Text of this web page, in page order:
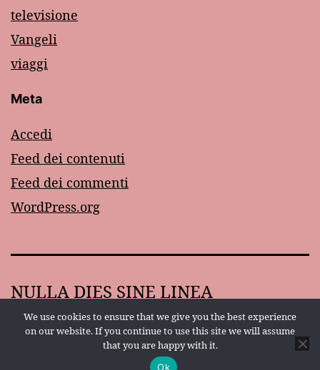
televisione
Vangeli
viaggi
Meta
Accedi
Feed dei contenuti
Feed dei commenti
WordPress.org
NULLA DIES SINE LINEA
Proudly powered byWordPress.
We use cookies to ensure that we give you the best experience
on our website. If you continue to use this site we will assume
that you are happy with it.
Ok